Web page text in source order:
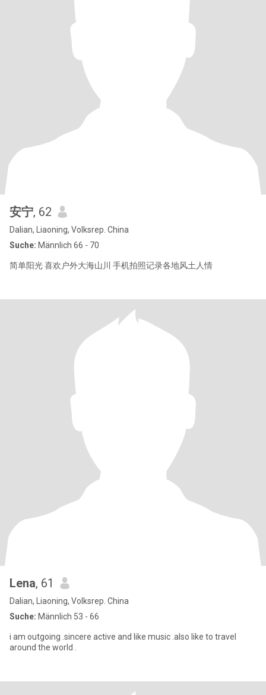
安宁, 62
Dalian, Liaoning, Volksrep. China
Suche: Männlich 66 - 70
简单阳光 喜欢户外大海山川 手机拍照记录各地风土人情
Lena, 61
Dalian, Liaoning, Volksrep. China
Suche: Männlich 53 - 66
i am outgoing .sincere active and like music .also like to travel
around the world .